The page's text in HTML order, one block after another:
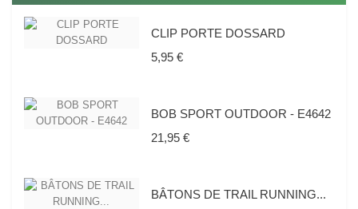
CLIP PORTE DOSSARD
5,95 €Prix
BOB SPORT OUTDOOR - E4642
21,95 €Prix
BÂTONS DE TRAIL RUNNING...